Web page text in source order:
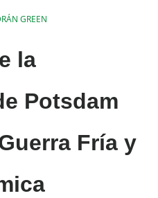
GREEN
la
Potsdam
Fría y